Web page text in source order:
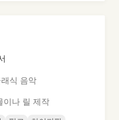
래식 음악
이나 릴 제작